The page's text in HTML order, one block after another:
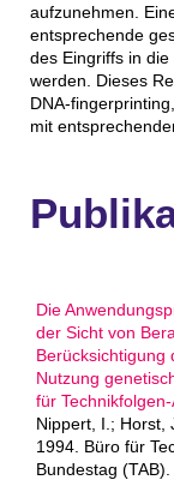
aufzunehmen.
entsprechende
des Eingriffs in
werden. Dieses
DNA-
mit
Die
der Sicht von
Berücksichtigung
Nutzung
für
Nippert, I.; Horst,
1994. Büro für
Bundestag (TAB).